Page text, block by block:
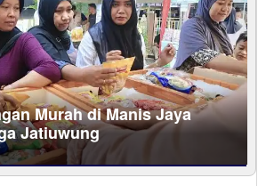
Murah di Manis Jaya
Jatiuwung